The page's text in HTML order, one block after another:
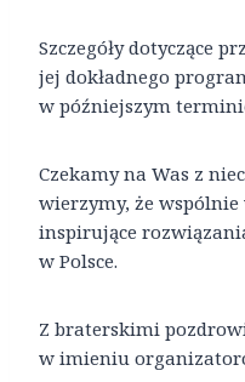
Szczegóły dotyczące
jej dokładnego
w późniejszym
Czekamy na Was z
wierzymy, że
inspirujące
w Polsce.
Z braterskimi
w imieniu